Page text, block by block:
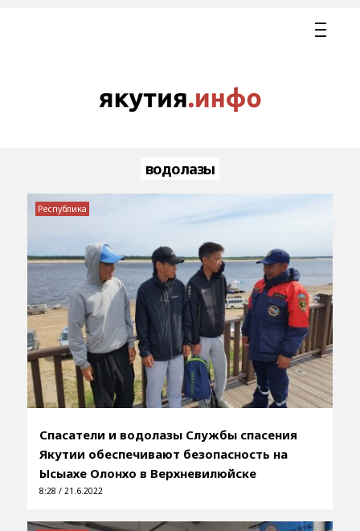
водолазы
Спасатели и водолазы Службы спасения
Якутии обеспечивают безопасность на
Ысыахе Олонхо в Верхневилюйске
8:28 / 21.6.2022
Республика